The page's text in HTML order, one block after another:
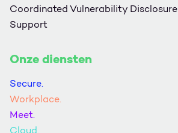
Coordinated Vulnerability Disclosure
Support
Onze diensten
Secure.
Workplace.
Meet.
Cloud.